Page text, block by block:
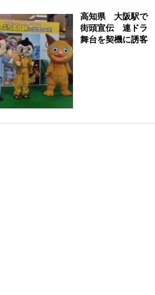
高知県 大阪駅で
街頭宣伝 連ドラ
舞台を契機に誘客